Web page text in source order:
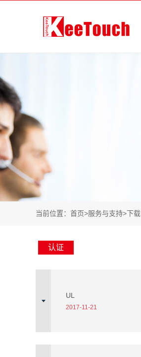
当前位置： 首页>服务与支持>下载
认证
UL
2017-11-21